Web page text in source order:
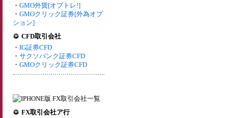
・ GMO外貨[オプトレ!]
・ GMOクリック証券[外為オプ
ション]
CFD取引会社
・ IG証券CFD
・ サクソバンク証券CFD
・ GMOクリック証券CFD
FX取引会社ア行